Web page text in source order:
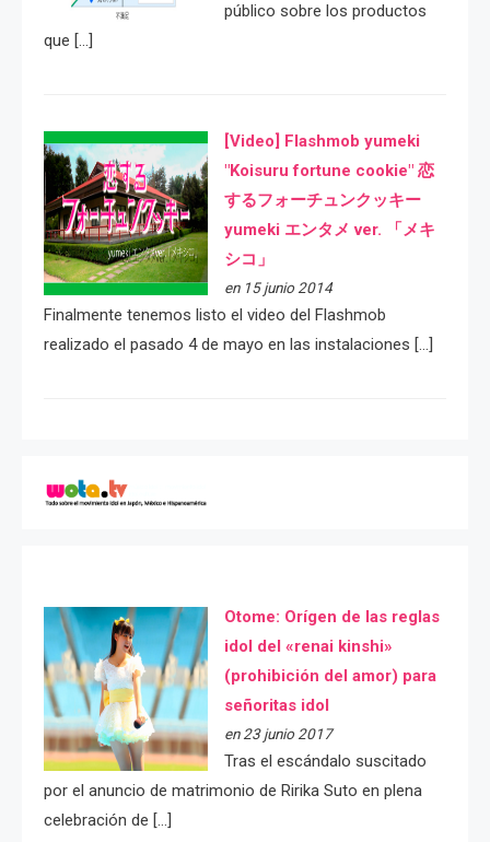
público sobre los productos
que […]
[Video] Flashmob yumeki
"Koisuru fortune cookie" 恋
するフォーチュンクッキー
yumeki エンタメ ver. 「メキ
シコ」
en 15 junio 2014
Finalmente tenemos listo el video del Flashmob
realizado el pasado 4 de mayo en las instalaciones […]
Otome: Orígen de las reglas
idol del «renai kinshi»
(prohibición del amor) para
señoritas idol
en 23 junio 2017
Tras el escándalo suscitado
por el anuncio de matrimonio de Ririka Suto en plena
celebración de […]